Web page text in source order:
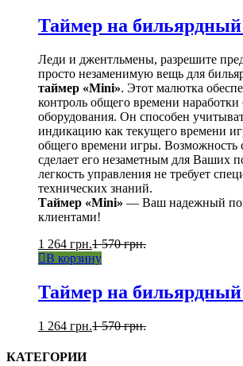
Таймер на
Леди и джентльмены, разрешите
просто незаменимую вещь для
таймер «Mini». Этот малютка
контроль общего времени наработки
оборудования. Он способен
индикацию как текущего времени
общего времени игры. Возможность
сделает его незаметным для Ваших
легкость управления не требует
технических знаний.
Таймер «Mini» — Ваш надежный
клиентами!
1 264 грн.1 570грн.
В корзину
Таймер на
1 264 грн.1 570грн.
КАТЕГОРИИ